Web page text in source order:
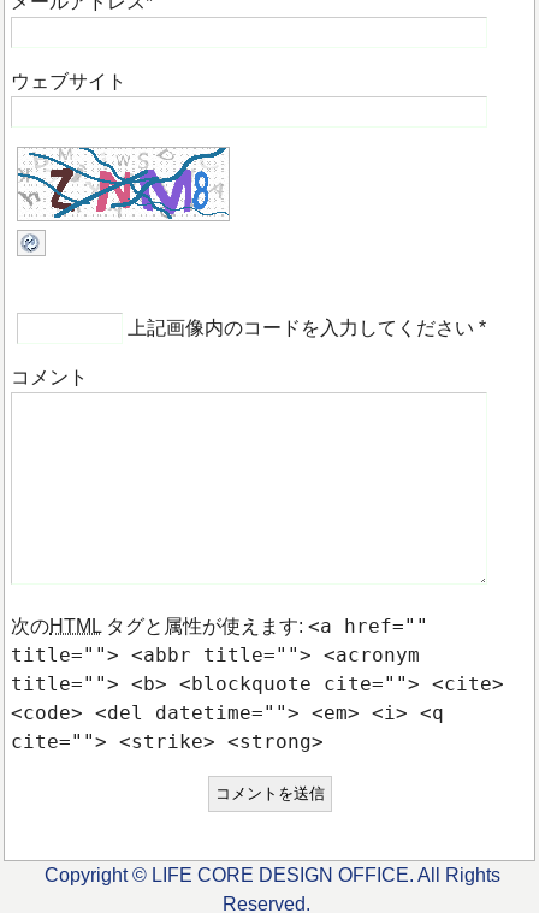
ウェブサイト
上記画像内のコードを入力してください *
コメント
次のHTML タグと属性が使えます:<a href=""
title=""> <abbr title=""> <acronym
title=""> <b> <blockquote cite=""> <cite>
<code> <del datetime=""> <em> <i> <q
cite=""> <strike> <strong>
Copyright © LIFE CORE DESIGN OFFICE. All Rights
Reserved.